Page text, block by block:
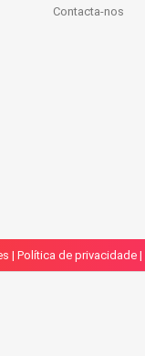
Contacta-nos
| Política de privacidade |